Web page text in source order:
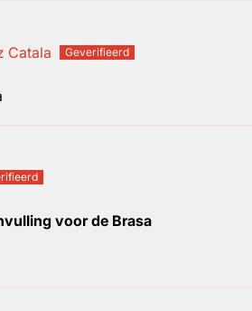
Catala
voor de Brasa